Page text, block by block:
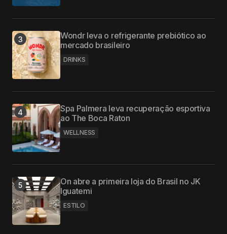
Wondr leva o refrigerante prebiótico ao
mercado brasileiro
DRINKS
Spa Palmera leva recuperação esportiva
ao The Boca Raton
WELLNESS
On abre a primeira loja do Brasil no JK
Iguatemi
ESTILO